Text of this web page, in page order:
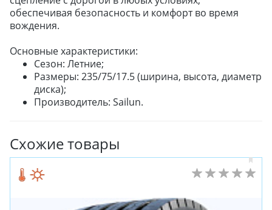
обеспечивая безопасность и комфорт во время
вождения.
Основные характеристики:
Сезон: Летние;
Размеры: 235/75/17.5 (ширина, высота, диаметр
диска);
Производитель: Sailun.
Схожие товары